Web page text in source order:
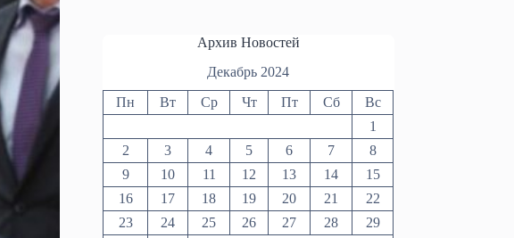
Архив Новостей
Декабрь 2024
Пн Вт Ср Чт Пт Сб
Вс
1
2
3 4 5 6 7
8
9
10 11 12 13 14
15
16
17 18 19 20 21
22
23
24 25 26 27 28
29